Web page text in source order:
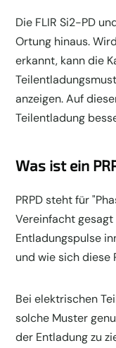
Die FLIR Si2-PD
Ortung hinaus.
erkannt, kann die
anzeigen. Auf
Teilentladung
Was ist ein
PRPD steht für
Vereinfacht gesagt
Entladungspulse
und wie sich diese
Bei elektrischen
solche Muster
der Entladung zu